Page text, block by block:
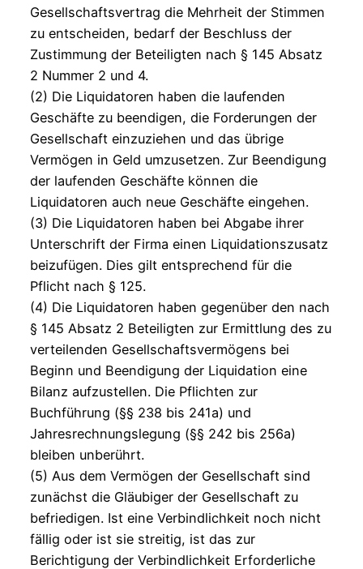
Gesellschaftsvertrag die Mehrheit der Stimmen
zu entscheiden, bedarf der Beschluss der
Zustimmung der Beteiligten nach § 145 Absatz
2 Nummer 2 und 4.
(2) Die Liquidatoren haben die laufenden
Geschäfte zu beendigen, die Forderungen der
Gesellschaft einzuziehen und das übrige
Vermögen in Geld umzusetzen. Zur Beendigung
der laufenden Geschäfte können die
Liquidatoren auch neue Geschäfte eingehen.
(3) Die Liquidatoren haben bei Abgabe ihrer
Unterschrift der Firma einen Liquidationszusatz
beizufügen. Dies gilt entsprechend für die
Pflicht nach § 125.
(4) Die Liquidatoren haben gegenüber den nach
§ 145 Absatz 2 Beteiligten zur Ermittlung des zu
verteilenden Gesellschaftsvermögens bei
Beginn und Beendigung der Liquidation eine
Bilanz aufzustellen. Die Pflichten zur
Buchführung (§§ 238 bis 241a) und
Jahresrechnungslegung (§§ 242 bis 256a)
bleiben unberührt.
(5) Aus dem Vermögen der Gesellschaft sind
zunächst die Gläubiger der Gesellschaft zu
befriedigen. Ist eine Verbindlichkeit noch nicht
fällig oder ist sie streitig, ist das zur
Berichtigung der Verbindlichkeit Erforderliche